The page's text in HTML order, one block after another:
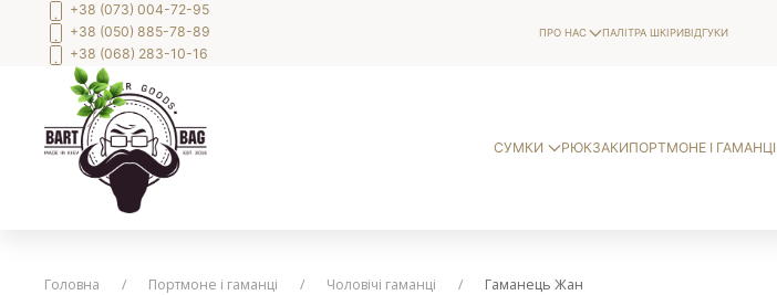
+38 (073) 004-72-95
+38 (050) 885-78-89
+38 (068) 283-10-16
ПРО НАС ПАЛІТРА ШКІРИВІДГУКИ
СУМКИ РЮКЗАКИПОРТМОНЕ І ГАМАНЦІ
Головна Портмоне і гаманці Чоловічі гаманці Гаманець Жан